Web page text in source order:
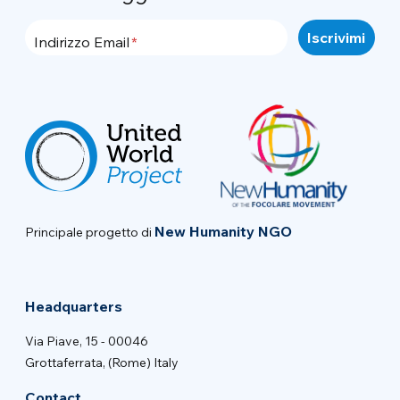
Indirizzo Email
Principale progetto di New Humanity NGO
Headquarters
Via Piave, 15 - 00046
Grottaferrata, (Rome) Italy